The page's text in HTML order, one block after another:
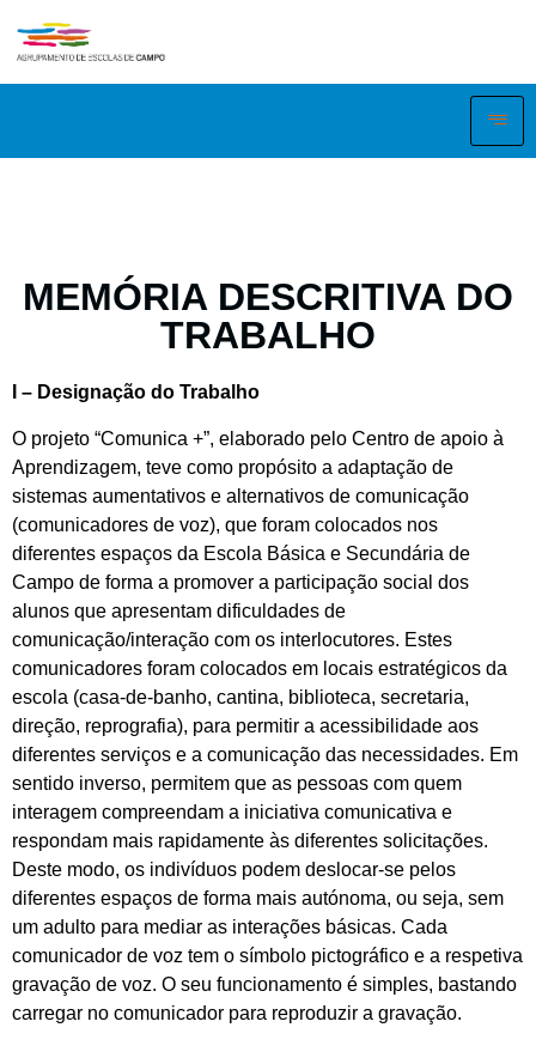
MEMÓRIA DESCRITIVA DO
TRABALHO
I – Designação do Trabalho
O projeto “Comunica +”, elaborado pelo Centro de apoio à
Aprendizagem, teve como propósito a adaptação de
sistemas aumentativos e alternativos de comunicação
(comunicadores de voz), que foram colocados nos
diferentes espaços da Escola Básica e Secundária de
Campo de forma a promover a participação social dos
alunos que apresentam dificuldades de
comunicação/interação com os interlocutores. Estes
comunicadores foram colocados em locais estratégicos da
escola (casa-de-banho, cantina, biblioteca, secretaria,
direção, reprografia), para permitir a acessibilidade aos
diferentes serviços e a comunicação das necessidades. Em
sentido inverso, permitem que as pessoas com quem
interagem compreendam a iniciativa comunicativa e
respondam mais rapidamente às diferentes solicitações.
Deste modo, os indivíduos podem deslocar-se pelos
diferentes espaços de forma mais autónoma, ou seja, sem
um adulto para mediar as interações básicas. Cada
comunicador de voz tem o símbolo pictográfico e a respetiva
gravação de voz. O seu funcionamento é simples, bastando
carregar no comunicador para reproduzir a gravação.